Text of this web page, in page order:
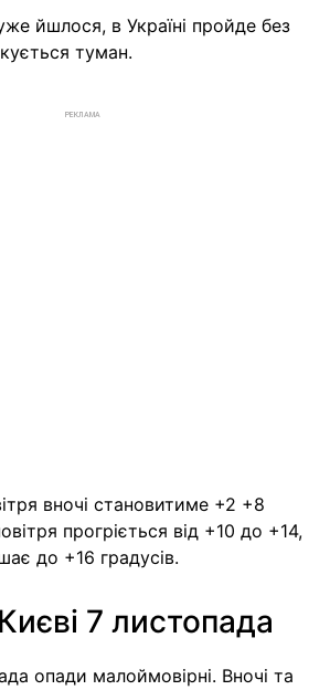
йшлося, в Україні пройде без
туман.
РЕКЛАМА
вночі становитиме +2 +8
прогріється від +10 до +14,
до +16 градусів.
7 листопада
опади малоймовірні. Вночі та